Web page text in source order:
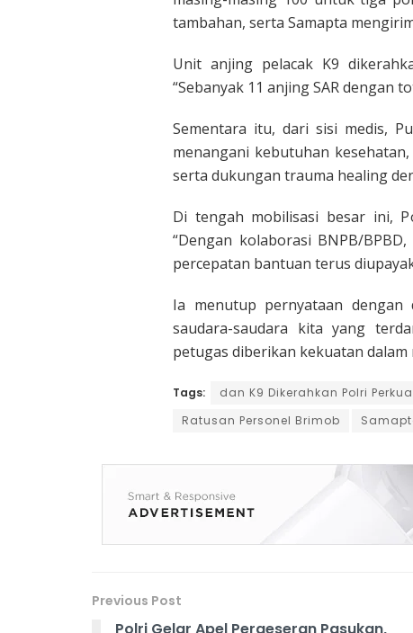
tambahan, serta Samapta
Unit anjing pelacak K9
“Sebanyak 11 anjing SAR dengan
Sementara itu, dari sisi medis,
menangani kebutuhan
serta dukungan trauma healing
Di tengah mobilisasi besar ini,
“Dengan kolaborasi BNPB/
percepatan bantuan terus
Ia menutup pernyataan
saudara-saudara kita yang
petugas diberikan kekuatan
Tags: dan K9 Dikerahkan Polri
Ratusan Personel Brimob
Previous Post